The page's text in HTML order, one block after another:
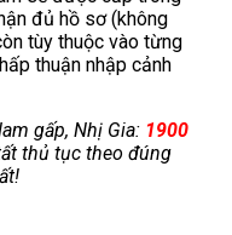
đủ hồ sơ (không
tùy thuộc vào từng
thuận nhập cảnh
gấp, Nhị Gia: 1900
thủ tục theo đúng